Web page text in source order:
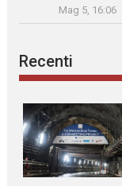
Mag 5, 16:06
Recenti